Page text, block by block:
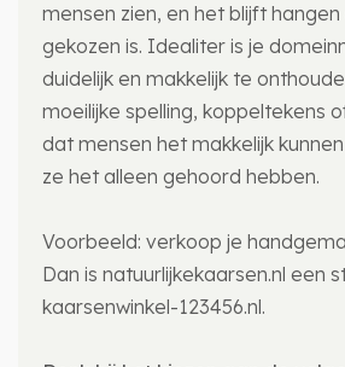
mensen zien, en het blijft
gekozen is. Idealiter is je
duidelijk en makkelijk te
moeilijke spelling, koppeltekens
dat mensen het makkelijk
ze het alleen gehoord hebben.
Voorbeeld: verkoop je
Dan is natuurlijkekaarsen.nl een
kaarsenwinkel-123456.nl.